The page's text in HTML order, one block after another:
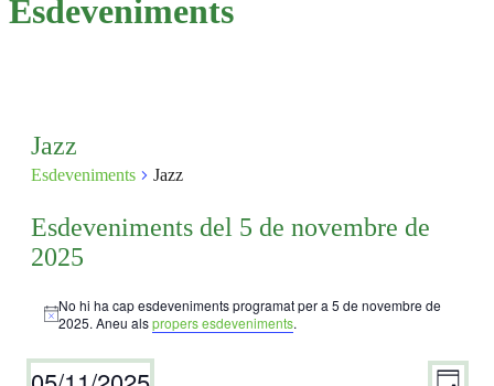
Esdeveniments
Jazz
Esdeveniments Jazz
Esdeveniments del 5 de novembre de
2025
Avís
No hi ha cap esdeveniments programat per a 5 de novembre de
2025. Aneu alspropers esdeveniments.